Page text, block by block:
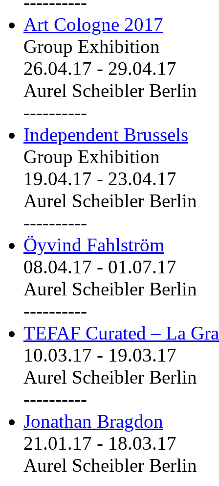
Art Cologne 2017
Group Exhibition
26.04.17 - 29.04.17
Aurel Scheibler Berlin
----------
Independent Brussels
Group Exhibition
19.04.17 - 23.04.17
Aurel Scheibler Berlin
----------
Öyvind Fahlström
08.04.17 - 01.07.17
Aurel Scheibler Berlin
----------
TEFAF Curated – La
10.03.17 - 19.03.17
Aurel Scheibler Berlin
----------
Jonathan Bragdon
21.01.17 - 18.03.17
Aurel Scheibler Berlin